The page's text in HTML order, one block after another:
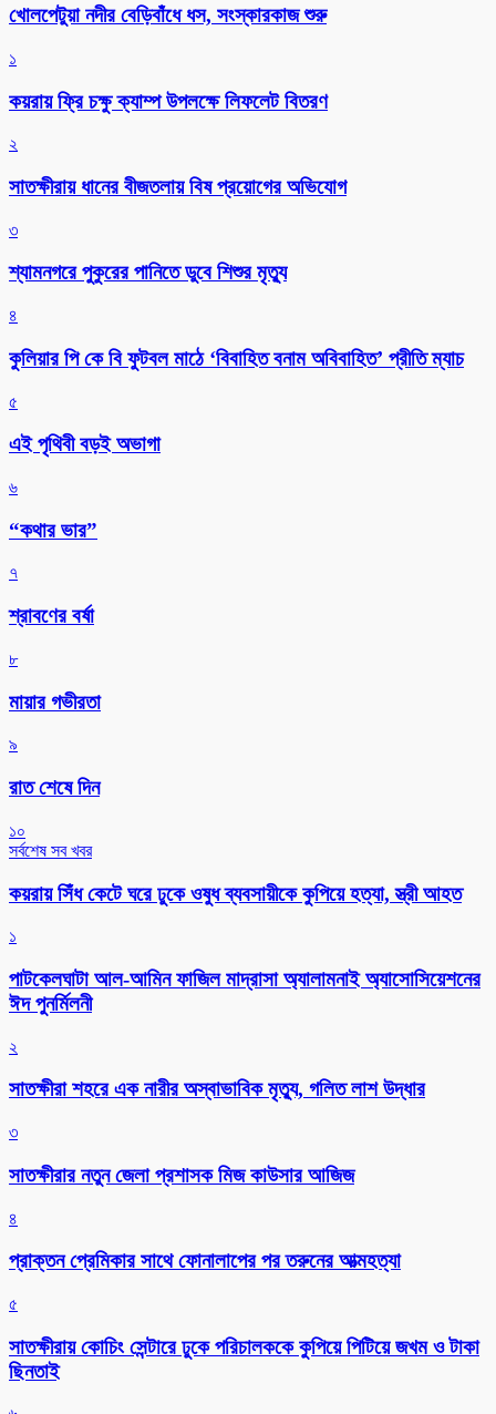
খোলপেটুয়া নদীর বেড়িবাঁধে ধস, সংস্কারকাজ শুরু
১
কয়রায় ফ্রি চক্ষু ক্যাম্প উপলক্ষে লিফলেট বিতরণ
২
সাতক্ষীরায় ধানের বীজতলায় বিষ প্রয়োগের অভিযোগ
৩
শ্যামনগরে পুকুরের পানিতে ডুবে শিশুর মৃত্যু
৪
কুলিয়ার পি কে বি ফুটবল মাঠে ‘বিবাহিত বনাম অবিবাহিত’ প্রীতি ম্যাচ
৫
এই পৃথিবী বড়ই অভাগা
৬
“কথার ভার”
৭
শ্রাবণের বর্ষা
৮
মায়ার গভীরতা
৯
রাত শেষে দিন
১০
সর্বশেষ সব খবর
কয়রায় সিঁধ কেটে ঘরে ঢুকে ওষুধ ব্যবসায়ীকে কুপিয়ে হত্যা, স্ত্রী আহত
১
পাটকেলঘাটা আল-আমিন ফাজিল মাদ্রাসা অ্যালামনাই অ্যাসোসিয়েশনের
ঈদ পুনর্মিলনী
২
সাতক্ষীরা শহরে এক নারীর অস্বাভাবিক মৃত্যু, গলিত লাশ উদ্ধার
৩
সাতক্ষীরার নতুন জেলা প্রশাসক মিজ কাউসার আজিজ
৪
প্রাক্তন প্রেমিকার সাথে ফোনালাপের পর তরুনের আত্মহত্যা
৫
সাতক্ষীরায় কোচিং সেন্টারে ঢুকে পরিচালককে কুপিয়ে পিটিয়ে জখম ও টাকা
ছিনতাই